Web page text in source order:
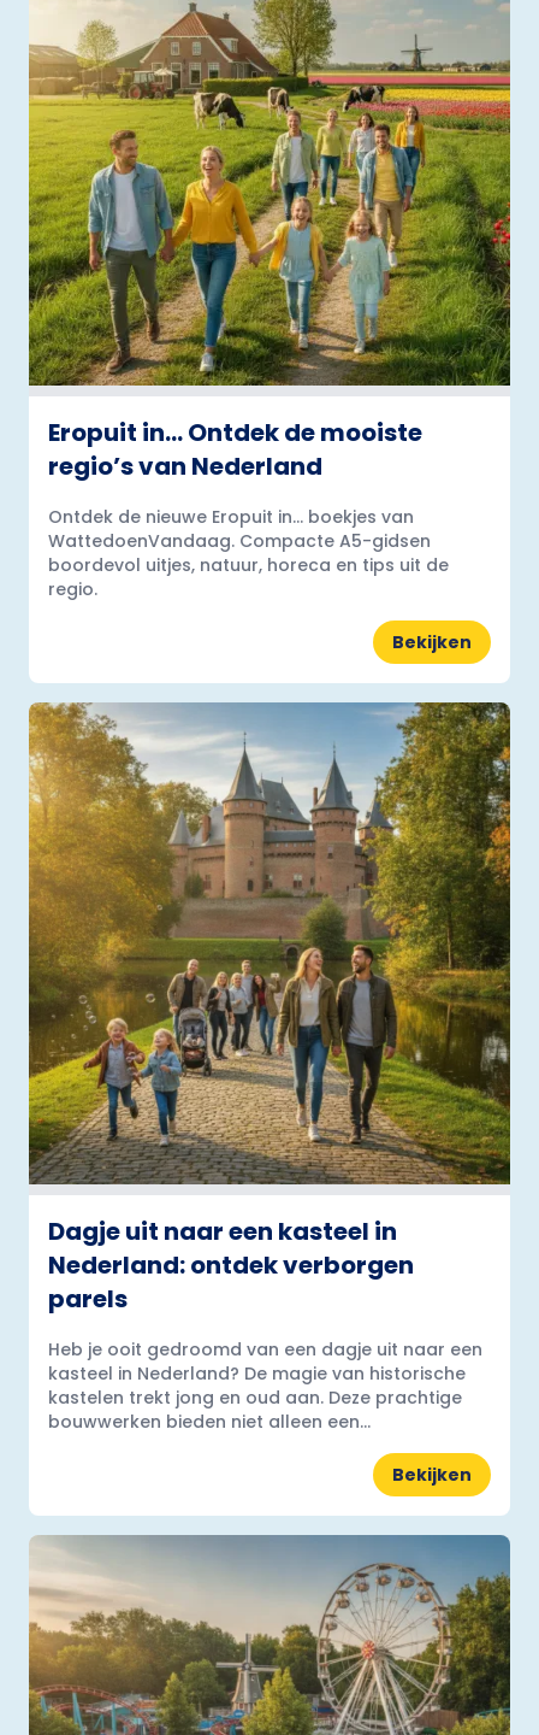
Eropuit in… Ontdek de mooiste
regio’s van Nederland
Ontdek de nieuwe Eropuit in... boekjes van
WattedoenVandaag. Compacte A5-gidsen
boordevol uitjes, natuur, horeca en tips uit de
regio.
Bekijken
Dagje uit naar een kasteel in
Nederland: ontdek verborgen
parels
Heb je ooit gedroomd van een dagje uit naar een
kasteel in Nederland? De magie van historische
kastelen trekt jong en oud aan. Deze prachtige
bouwwerken bieden niet alleen een...
Bekijken